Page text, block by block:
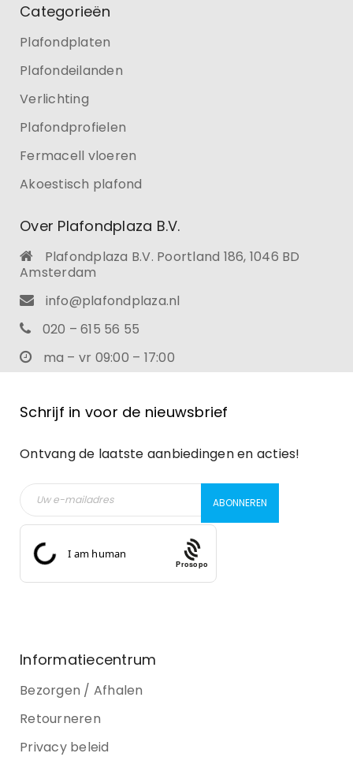
Categorieën
Plafondplaten
Plafondeilanden
Verlichting
Plafondprofielen
Fermacell vloeren
Akoestisch plafond
Over Plafondplaza B.V.
Plafondplaza B.V. Poortland 186, 1046 BD
Amsterdam
info@plafondplaza.nl
020 – 615 56 55
ma – vr 09:00 – 17:00
Schrijf in voor de nieuwsbrief
Ontvang de laatste aanbiedingen en acties!
Prosopo
Informatiecentrum
Bezorgen / Afhalen
Retourneren
Privacy beleid